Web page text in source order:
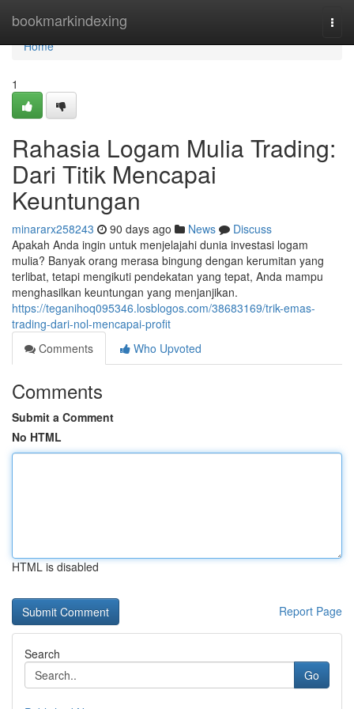
bookmarkindexing
Home
Home
1
Rahasia Logam Mulia Trading:
Dari Titik Mencapai
Keuntungan
minararx258243 90 days ago News
Discuss
Apakah Anda ingin untuk menjelajahi dunia investasi logam
mulia? Banyak orang merasa bingung dengan kerumitan yang
terlibat, tetapi mengikuti pendekatan yang tepat, Anda mampu
menghasilkan keuntungan yang menjanjikan.
https://teganihoq095346.losblogos.com/38683169/trik-emas-
trading-dari-nol-mencapai-profit
Comments
Who Upvoted
Comments
Submit a Comment
No HTML
HTML is disabled
Report Page
Search
Go